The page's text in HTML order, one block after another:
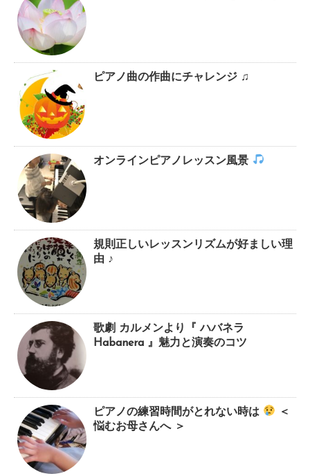
ピアノ曲の作曲にチャレンジ ♫
オンラインピアノレッスン風景
規則正しいレッスンリズムが好ましい理
由 ♪
歌劇 カルメンより『 ハバネラ
Habanera 』魅力と演奏のコツ
ピアノの練習時間がとれない時は
＜
悩むお母さんへ ＞